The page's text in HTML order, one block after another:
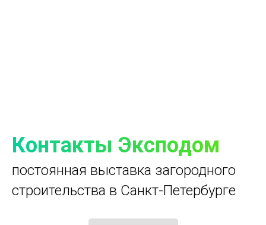
Контакты Эксподом
постоянная выставка загородного
строительства в Санкт-Петербурге